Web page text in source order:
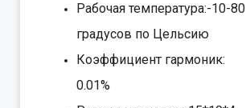
Рабочая температура:-10-80
градусов по Цельсию
Коэффициент гармоник:
0.01%